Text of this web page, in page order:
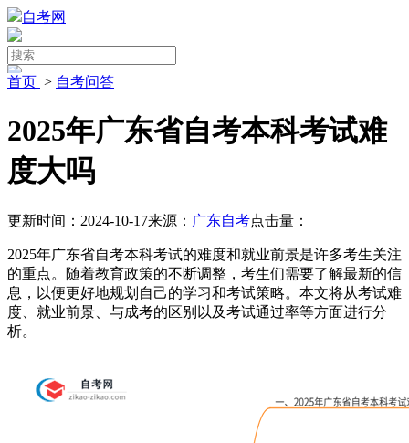
自考网
首页 > 自考问答
2025年广东省自考本科考试难
度大吗
更新时间：2024-10-17来源： 广东自考点击量：
2025年广东省自考本科考试的难度和就业前景是许多考生关注
的重点。随着教育政策的不断调整，考生们需要了解最新的信
息，以便更好地规划自己的学习和考试策略。本文将从考试难
度、就业前景、与成考的区别以及考试通过率等方面进行分
析。